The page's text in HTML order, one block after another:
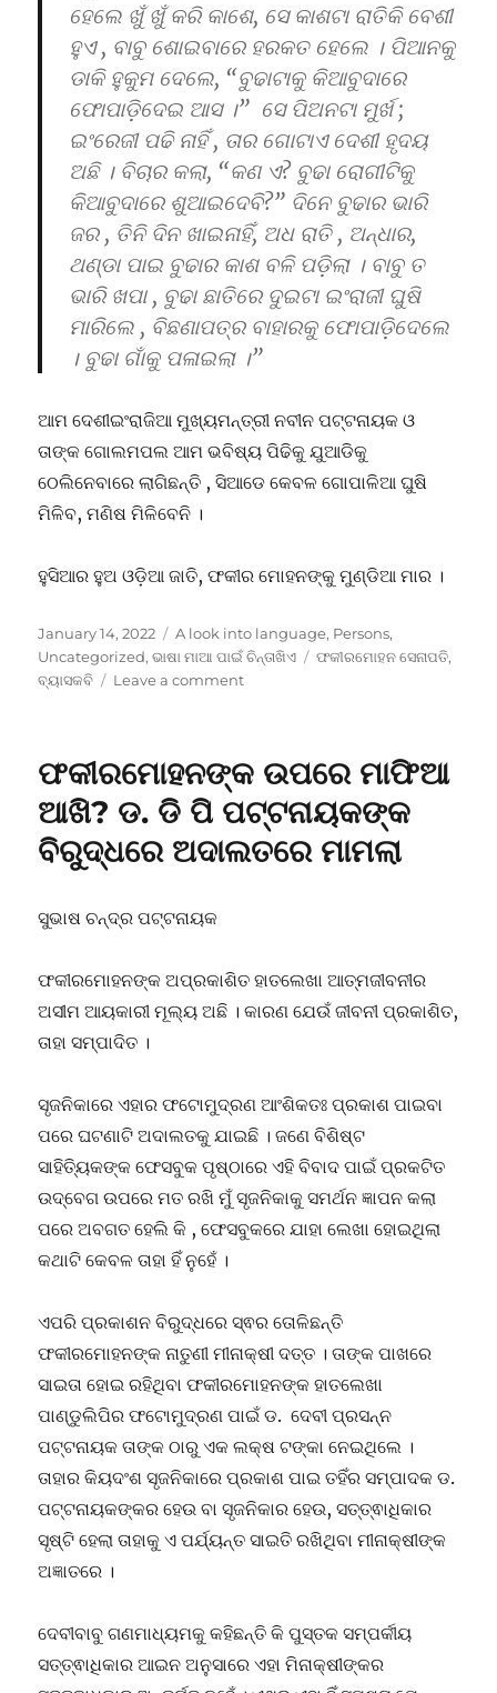
ହେଲେ ଖୁଁ ଖୁଁ କରି କାଶେ, ସେ କାଶଟା ରାତିକି ବେଶୀ
ହୁଏ , ବାବୁ ଶୋଇବାରେ ହରକତ ହେଲେ । ପିଆନକୁ
ଡାକି ହୁକୁମ ଦେଲେ, “ବୁଢାଟାକୁ କିଆବୁଦାରେ
ଫୋପାଡ଼ିଦେଇ ଆସ ।” ସେ ପିଅନଟା ମୁର୍ଖ ;
ଇଂରେଜୀ ପଢି ନାହିଁ , ତାର ଗୋଟାଏ ଦେଶୀ ହୃଦୟ
ଅଛି । ବିଚାର କଲା, “କଣ ଏ? ବୁଢା ରୋଗୀଟିକୁ
କିଆବୁଦାରେ ଶୁଆଇଦେବି?” ଦିନେ ବୁଢାର ଭାରି
ଜର , ତିନି ଦିନ ଖାଇନାହିଁ, ଅଧ ରାତି , ଅନ୍ଧାର,
ଥଣ୍ଡା ପାଇ ବୁଢାର କାଶ ବଳି ପଡ଼ିଲା । ବାବୁ ତ
ଭାରି ଖପା , ବୁଢା ଛାତିରେ ଦୁଇଟା ଇଂରାଜୀ ଘୁଷି
ମାରିଲେ , ବିଛଣାପତ୍ର ବାହାରକୁ ଫୋପାଡ଼ିଦେଲେ
। ବୁଢା ଗାଁକୁ ପଳାଇଲା ।”
ଆମ ଦେଶୀଇଂରାଜିଆ ମୁଖ୍ୟମନ୍ତ୍ରୀ ନବୀନ ପଟ୍ଟନାୟକ ଓ
ତାଙ୍କ ଗୋଲମପଲ ଆମ ଭବିଷ୍ୟ ପିଢିକୁ ଯୁଆଡିକୁ
ଠେଲିନେବାରେ ଲାଗିଛନ୍ତି , ସିଆଡେ କେବଳ ଗୋପାଳିଆ ଘୁଷି
ମିଳିବ, ମଣିଷ ମିଳିବେନି ।
ହୁସିଆର ହୁଅ ଓଡ଼ିଆ ଜାତି, ଫକୀର ମୋହନଙ୍କୁ ମୁଣ୍ଡିଆ ମାର ।
Posted
on
January 14, 2022 Categories
A look into language, Persons,
Uncategorized,ଭାଷା ମାଆ ପାଇଁ ଚିନ୍ତାଖିଏ Tags
ଫକୀରମୋହନ ସେନାପତି,
ବ୍ୟାସକବି
Leave a commenton
ଜାତି,
ମୋହନଙ୍କୁ
ମୁଣ୍ଡିଆ
ମାର
ଫକୀରମୋହନଙ୍କ ଉପରେ ମାଫିଆ
ଆଖି? ଡ. ଡି ପି ପଟ୍ଟନାୟକଙ୍କ
ବିରୁଦ୍ଧରେ ଅଦାଲତରେ ମାମଲା
ସୁଭାଷ ଚନ୍ଦ୍ର ପଟ୍ଟନାୟକ
ଫକୀରମୋହନଙ୍କ ଅପ୍ରକାଶିତ ହାତଲେଖା ଆତ୍ମଜୀବନୀର
ଅସୀମ ଆୟକାରୀ ମୂଲ୍ୟ ଅଛି । କାରଣ ଯେଉଁ ଜୀବନୀ ପ୍ରକାଶିତ,
ତାହା ସମ୍ପାଦିତ ।
ସୃଜନିକାରେ ଏହାର ଫଟୋମୁଦ୍ରଣ ଆଂଶିକତଃ ପ୍ରକାଶ ପାଇବା
ପରେ ଘଟଣାଟି ଅଦାଲତକୁ ଯାଇଛି । ଜଣେ ବିଶିଷ୍ଟ
ସାହିତ୍ୟିକଙ୍କ ଫେସବୁକ ପୃଷ୍ଠାରେ ଏହି ବିବାଦ ପାଇଁ ପ୍ରକଟିତ
ଉଦ୍ବେଗ ଉପରେ ମତ ରଖି ମୁଁ ସୃଜନିକାକୁ ସମର୍ଥନ ଜ୍ଞାପନ କଲା
ପରେ ଅବଗତ ହେଲି କି , ଫେସବୁକରେ ଯାହା ଲେଖା ହୋଇଥିଲା
କଥାଟି କେବଳ ତାହା ହିଁ ନୁହେଁ ।
ଏପରି ପ୍ରକାଶନ ବିରୁଦ୍ଧରେ ସ୍ଵର ତୋଳିଛନ୍ତି
ଫକୀରମୋହନଙ୍କ ନାତୁଣୀ ମୀନାକ୍ଷୀ ଦତ୍ତ । ତାଙ୍କ ପାଖରେ
ସାଇତା ହୋଇ ରହିଥିବା ଫକୀରମୋହନଙ୍କ ହାତଲେଖା
ପାଣ୍ଡୁଲିପିର ଫଟୋମୁଦ୍ରଣ ପାଇଁ ଡ. ଦେବୀ ପ୍ରସନ୍ନ
ପଟ୍ଟନାୟକ ତାଙ୍କ ଠାରୁ ଏକ ଲକ୍ଷ ଟଙ୍କା ନେଇଥିଲେ ।
ତାହାର କିୟଦଂଶ ସୃଜନିକାରେ ପ୍ରକାଶ ପାଇ ତହିଁର ସମ୍ପାଦକ ଡ.
ପଟ୍ଟନାୟକଙ୍କର ହେଉ ବା ସୃଜନିକାର ହେଉ, ସତ୍ତ୍ଵାଧିକାର
ସୃଷ୍ଟି ହେଲା ତାହାକୁ ଏ ପର୍ଯ୍ୟନ୍ତ ସାଇତି ରଖିଥିବା ମୀନାକ୍ଷୀଙ୍କ
ଅଜ୍ଞାତରେ ।
ଦେବୀବାବୁ ଗଣମାଧ୍ୟମକୁ କହିଛନ୍ତି କି ପୁସ୍ତକ ସମ୍ପର୍କୀୟ
ସତ୍ତ୍ଵାଧିକାର ଆଇନ ଅନୁସାରେ ଏହା ମିନାକ୍ଷୀଙ୍କର